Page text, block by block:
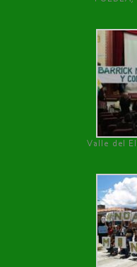
Valle del